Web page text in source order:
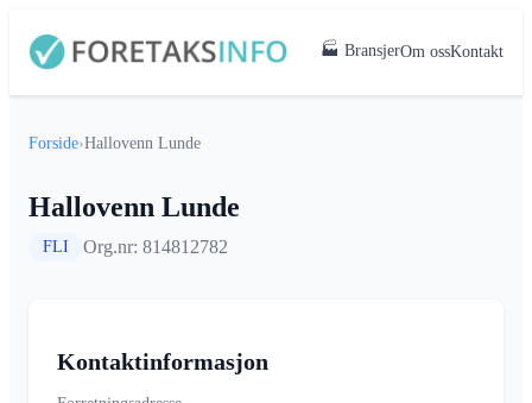
🏭 BransjerOm ossKontakt
Forside›Hallovenn Lunde
Hallovenn Lunde
FLI Org.nr: 814812782
Kontaktinformasjon